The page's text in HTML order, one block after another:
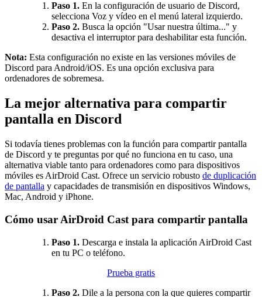
Paso 1. En la configuración de usuario de Discord,
selecciona Voz y vídeo en el menú lateral izquierdo.
Paso 2. Busca la opción "Usar nuestra última..." y
desactiva el interruptor para deshabilitar esta función.
Nota: Esta configuración no existe en las versiones móviles de
Discord para Android/iOS. Es una opción exclusiva para
ordenadores de sobremesa.
La mejor alternativa para compartir
pantalla en Discord
Si todavía tienes problemas con la función para compartir pantalla
de Discord y te preguntas por qué no funciona en tu caso, una
alternativa viable tanto para ordenadores como para dispositivos
móviles es AirDroid Cast. Ofrece un servicio robusto de duplicación
de pantalla y capacidades de transmisión en dispositivos Windows,
Mac, Android y iPhone.
Cómo usar AirDroid Cast para compartir pantalla
Paso 1. Descarga e instala la aplicación AirDroid Cast
en tu PC o teléfono.
Prueba gratis
Paso 2. Dile a la persona con la que quieres compartir